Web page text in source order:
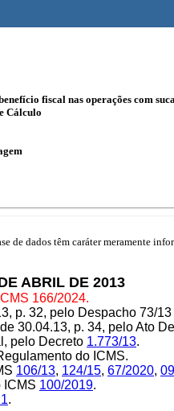
fiscal nas operações com
Cálculo
de dados têm caráter meramente
ABRIL DE 2013
166/2024.
p. 32, pelo Despacho 73/
30.04.13, p. 34, pelo Ato
pelo Decreto 1.773/13.
do ICMS.
106/13, 124/15, 67/2020,
ICMS 100/2019.
.